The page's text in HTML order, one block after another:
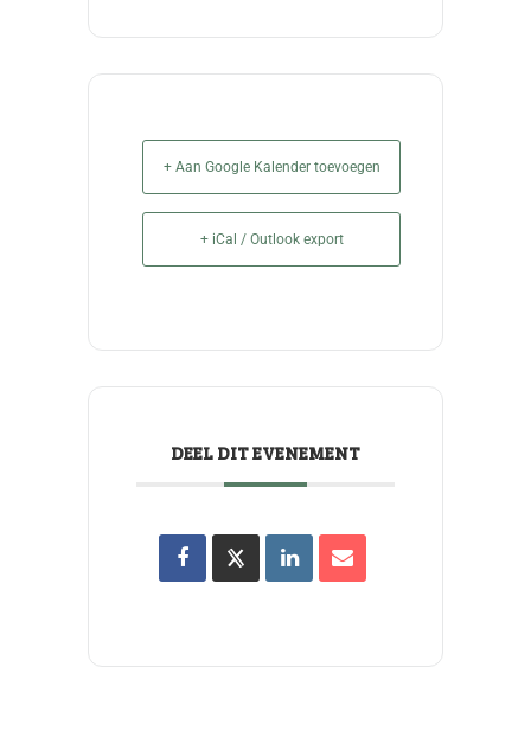
+ Aan Google Kalender toevoegen
+ iCal / Outlook export
DEEL DIT EVENEMENT